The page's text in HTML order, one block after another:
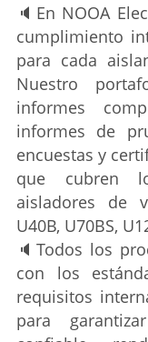
🔈En NOOA
cumplimiento
para cada
Nuestro
informes
informes de
encuestas y
que cubren
aisladores de
U40B, U70BS,
🔈 Todos los
con los
requisitos
para